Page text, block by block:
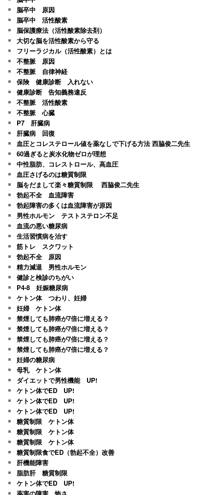
脳卒中 原因
脳卒中 活性酸素
脳保護療法（活性酸素除去剤）
大切な脳を活性酸素から守る
フリーラジカル（活性酸素）とは
不整脈 原因
不整脈 自律神経
保険 健康診断 入れない
健康診断 告知義務違反
不整脈 活性酸素
不整脈 心臓
P7 肝臓病
肝臓病 回復
血圧とコレステロール値を薬なしで下げる方法 西脇俊二先生
60過ぎると炭水化物ゼロが理想
中性脂肪、コレストロール、高血圧
血圧さげるのは糖質制限
脳をだまして楽々糖質制限 西脇俊二先生
勃起不全 血流障害
勃起障害の多くは血流障害が原因
男性ホルモン テストステロン不足
血流の悪い糖尿病
生活習慣病を治す
筋トレ スクワット
勃起不全 原因
精力減退 男性ホルモン
健診と検診のちがい
P4-8 妊娠糖尿病
ケトン体 つわり、妊婦
妊婦 ケトン体
禁煙しても肺癌が7倍に増える？
禁煙しても肺癌が7倍に増える？
禁煙しても肺癌が7倍に増える？
禁煙しても肺癌が7倍に増える？
妊婦の糖尿病
母乳 ケトン体
ダイエットで男性機能 UP!
ケトン体でED UP!
ケトン体でED UP!
ケトン体でED UP!
糖質制限 ケトン体
糖質制限 ケトン体
糖質制限 ケトン体
糖質制限食でED（勃起不全）改善
肝機能障害
脂肪肝 糖質制限
ケトン体でED UP!